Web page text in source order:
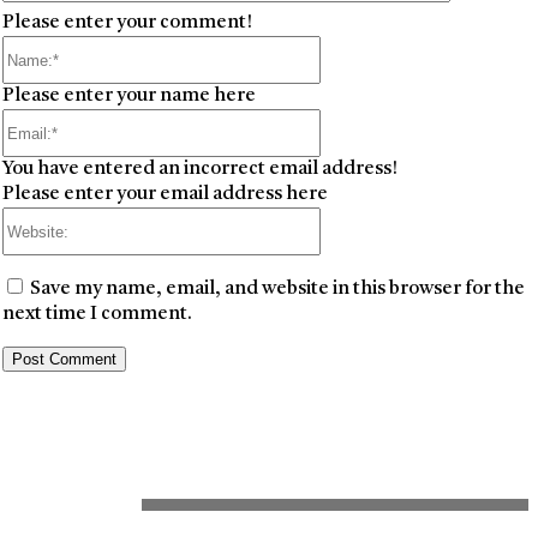
Please enter your comment!
Please enter your name here
You have entered an incorrect email address!
Please enter your email address here
Save my name, email, and website in this browser for the
next time I comment.